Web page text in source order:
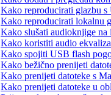
Kako reproducirati glazbu
Kako reproducirati lokalnu
Kako slušati audioknjige
Kako koristiti audio
Kako spojiti USB flash
Kako bežično prenijeti
Kako prenijeti datoteke s
Kako prenijeti datoteke u